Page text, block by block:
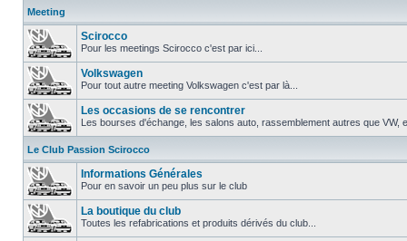
Meeting
Scirocco
Pour les meetings Scirocco c'est par ici...
Volkswagen
Pour tout autre meeting Volkswagen c'est par là...
Les occasions de se rencontrer
Les bourses d'échange, les salons auto, rassemblement autres que VW,
Le Club Passion Scirocco
Informations Générales
Pour en savoir un peu plus sur le club
La boutique du club
Toutes les refabrications et produits dérivés du club...